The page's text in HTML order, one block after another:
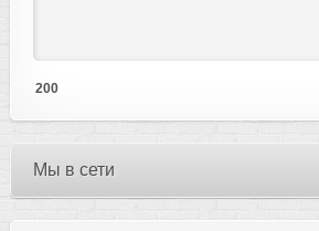
200
Мы в сети